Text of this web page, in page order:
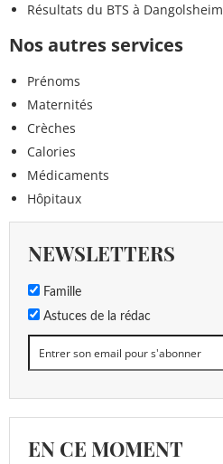
Résultats du BTS à Dangolsheim
Nos autres services
Prénoms
Maternités
Crèches
Calories
Médicaments
Hôpitaux
NEWSLETTERS
Famille
Astuces de la rédac
EN CE MOMENT